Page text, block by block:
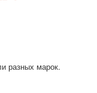
разных марок.